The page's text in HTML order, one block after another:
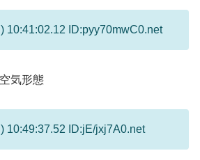
10:41:02.12 ID:pyy70mwC0.net
気形態
10:49:37.52 ID:jE/jxj7A0.net